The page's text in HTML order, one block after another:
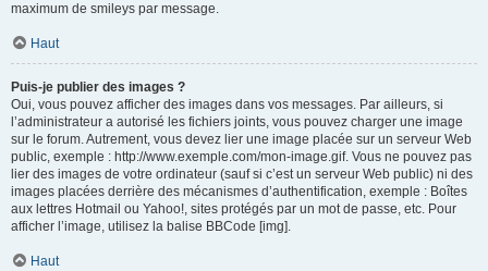
maximum de smileys par message.
Haut
Puis-je publier des images ?
Oui, vous pouvez afficher des images dans vos messages. Par ailleurs, si
l’administrateur a autorisé les fichiers joints, vous pouvez charger une image
sur le forum. Autrement, vous devez lier une image placée sur un serveur Web
public, exemple : http://www.exemple.com/mon-image.gif. Vous ne pouvez pas
lier des images de votre ordinateur (sauf si c’est un serveur Web public) ni des
images placées derrière des mécanismes d’authentification, exemple : Boîtes
aux lettres Hotmail ou Yahoo!, sites protégés par un mot de passe, etc. Pour
afficher l’image, utilisez la balise BBCode [img].
Haut